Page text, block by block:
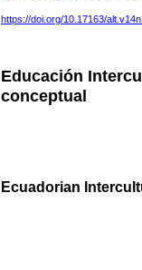
https://doi.org/10.17163/
Educación
conceptual
Ecuadorian